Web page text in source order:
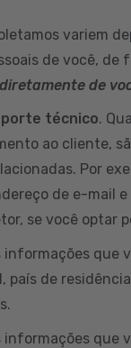
variem
de você,
de
técnico.
ao cliente,
Por
de e-mail
se você optar
informações que
país de
informações que